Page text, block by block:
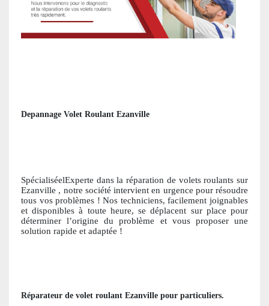
Depannage Volet Roulant Ezanville
SpécialiséelExperte dans la réparation de volets roulants sur
Ezanville , notre société intervient en urgence pour résoudre
tous vos problèmes ! Nos techniciens, facilement joignables
et disponibles à toute heure, se déplacent sur place pour
déterminer l’origine du problème et vous proposer une
solution rapide et adaptée !
Réparateur de volet roulant Ezanville pour particuliers.